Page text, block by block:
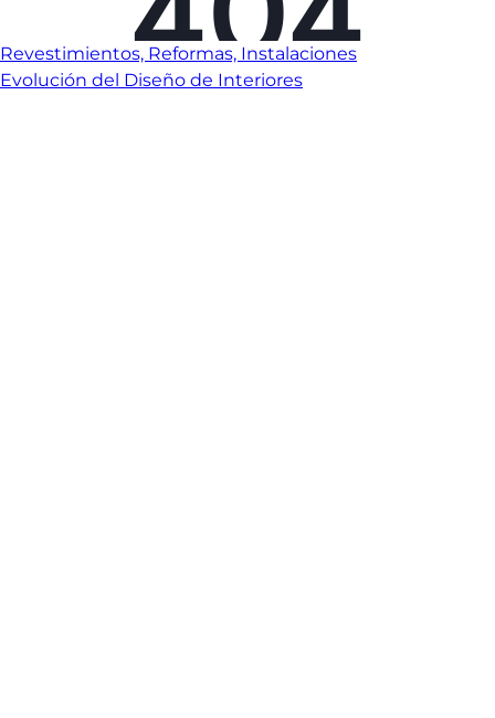
Revestimientos, Reformas, Instalaciones
Evolución del Diseño de Interiores